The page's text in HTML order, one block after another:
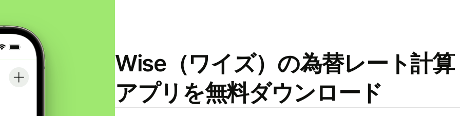
Wise（ワイズ）の為替レート計算
アプリを無料ダウンロード